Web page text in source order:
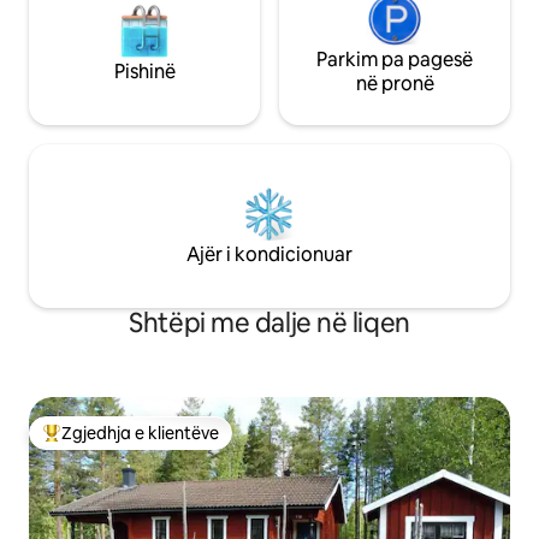
Pishinë
Parkim pa pagesë
në pronë
Ajër i kondicionuar
Shtëpi me dalje në liqen
Më të mirat e zgjedhjeve të klientëve
Zgjedhja e klientëve